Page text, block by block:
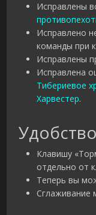
Исправлены
Исправлено
команды при
Исправлены
Исправлена
Тибериевое
Харвестер.
Клавишу
отдельно от
Теперь вы
Сглаживание